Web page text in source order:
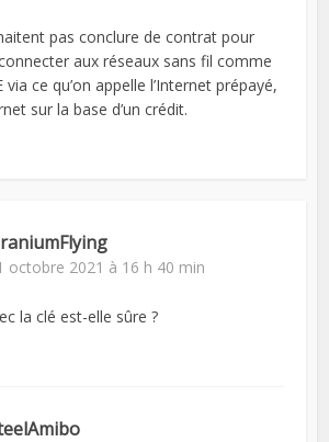
pas conclure de contrat pour
aux réseaux sans fil comme
via ce qu’on appelle l’Internet prépayé,
sur la base d’un crédit.
octobre 2021 à 16 h 40 min
la clé est-elle sûre ?